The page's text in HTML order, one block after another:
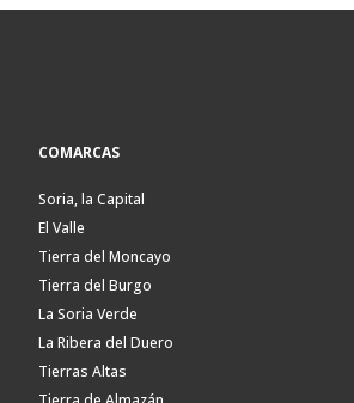
COMARCAS
Soria, la Capital
El Valle
Tierra del Moncayo
Tierra del Burgo
La Soria Verde
La Ribera del Duero
Tierras Altas